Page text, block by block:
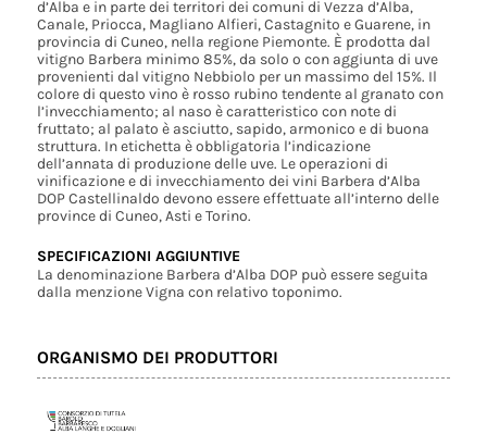
d’Alba e in parte dei territori dei comuni di Vezza d’Alba,
Canale, Priocca, Magliano Alfieri, Castagnito e Guarene, in
provincia di Cuneo, nella regione Piemonte. È prodotta dal
vitigno Barbera minimo 85%, da solo o con aggiunta di uve
provenienti dal vitigno Nebbiolo per un massimo del 15%. Il
colore di questo vino è rosso rubino tendente al granato con
l’invecchiamento; al naso è caratteristico con note di
fruttato; al palato è asciutto, sapido, armonico e di buona
struttura. In etichetta è obbligatoria l’indicazione
dell’annata di produzione delle uve. Le operazioni di
vinificazione e di invecchiamento dei vini Barbera d’Alba
DOP Castellinaldo devono essere effettuate all’interno delle
province di Cuneo, Asti e Torino.
SPECIFICAZIONI AGGIUNTIVE
La denominazione Barbera d’Alba DOP può essere seguita
dalla menzione Vigna con relativo toponimo.
ORGANISMO DEI PRODUTTORI